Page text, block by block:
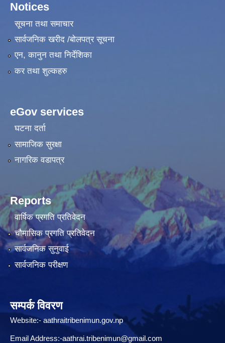
Notices
सूचना तथा समाचार
सार्वजनिक खरीद /बोलपत्र सूचना
एन, कानुन तथा निर्देशिका
कर तथा शुल्कहरु
eGov services
घटना दर्ता
सामाजिक सुरक्षा
नागरिक वडापत्र
Reports
वार्षिक प्रगति प्रतिवेदन
चौमासिक प्रगति प्रतिवेदन
सार्वजनिक सुनुवाई
सार्वजनिक परीक्षण
सम्पर्क विवरण
Website:-aathraitribenimun.gov.np
Email Address:-aathrai.tribenimun@gmail.com